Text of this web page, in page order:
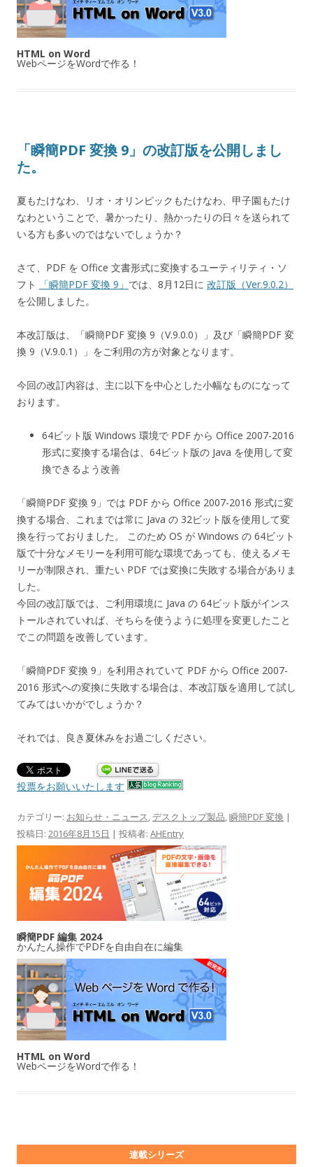
HTML on Word
WebページをWordで作る！
「瞬簡PDF 変換 9」の改訂版を公開しまし
た。
夏もたけなわ、リオ・オリンピックもたけなわ、甲子園もたけ
なわということで、暑かったり、熱かったりの日々を送られて
いる方も多いのではないでしょうか？
さて、PDF を Office 文書形式に変換するユーティリティ・ソ
フト
「瞬簡PDF 変換 9」 では、8月12日に 改訂版（Ver.9.0.2）
を公開しました。
本改訂版は、「瞬簡PDF 変換 9（V.9.0.0）」及び「瞬簡PDF 変
換 9（V.9.0.1）」をご利用の方が対象となります。
今回の改訂内容は、主に以下を中心とした小幅なものになって
おります。
64ビット版 Windows 環境で PDF から Office 2007-2016
形式に変換する場合は、64ビット版の Java を使用して変
換できるよう改善
「瞬簡PDF 変換 9」では PDF から Office 2007-2016 形式に変
換する場合、これまでは常に Java の 32ビット版を使用して変
換を行っておりました。 このため OS が Windows の 64ビット
版で十分なメモリーを利用可能な環境であっても、使えるメモ
リーが制限され、重たい PDF では変換に失敗する場合がありま
した。
今回の改訂版では、ご利用環境に Java の 64ビット版がインス
トールされていれば、そちらを使うように処理を変更したこと
でこの問題を改善しています。
「瞬簡PDF 変換 9」を利用されていて PDF から Office 2007-
2016 形式への変換に失敗する場合は、本改訂版を適用して試し
てみてはいかがでしょうか？
それでは、良き夏休みをお過ごしください。
投票をお願いいたします
カテゴリー: お知らせ・ニュース, デスクトップ製品,瞬簡PDF 変換 |
投稿日: 2016年8月15日 | 投稿者: AHEntry
瞬簡PDF 編集 2024
かんたん操作でPDFを自由自在に編集
HTML on Word
WebページをWordで作る！
連載シリーズ